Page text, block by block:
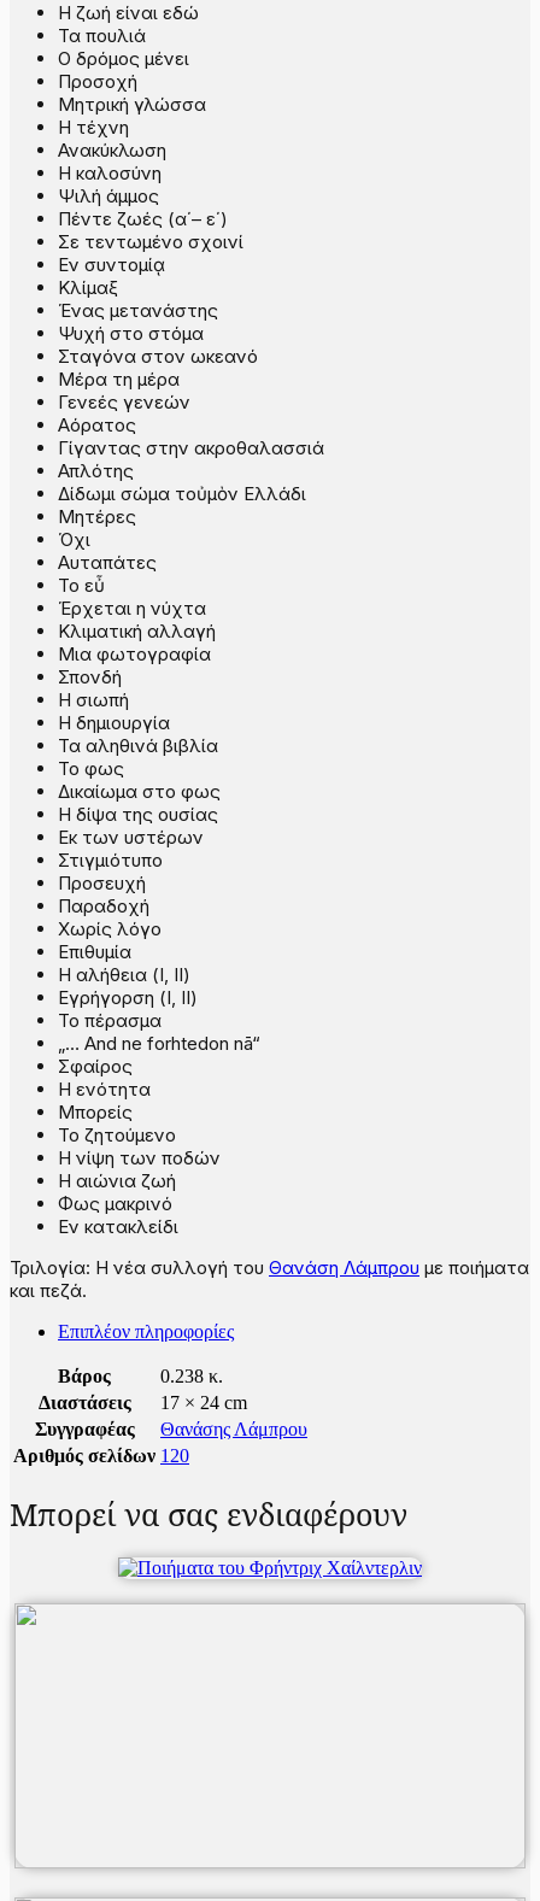
Η ζωή είναι εδώ
Τα πουλιά
Ο δρόμος μένει
Προσοχή
Μητρική γλώσσα
Η τέχνη
Ανακύκλωση
Η καλοσύνη
Ψιλή άμμος
Πέντε ζωές (α΄– ε΄)
Σε τεντωμένο σχοινί
Εν συντομίᾳ
Κλίμαξ
Ένας μετανάστης
Ψυχή στο στόμα
Σταγόνα στον ωκεανό
Μέρα τη μέρα
Γενεές γενεών
Αόρατος
Γίγαντας στην ακροθαλασσιά
Απλότης
Δίδωμι σώμα τοὐμὸν Ελλάδι
Μητέρες
Όχι
Αυταπάτες
Το εὖ
Έρχεται η νύχτα
Κλιματική αλλαγή
Μια φωτογραφία
Σπονδή
Η σιωπή
Η δημιουργία
Τα αληθινά βιβλία
Το φως
Δικαίωμα στο φως
Η δίψα της ουσίας
Εκ των υστέρων
Στιγμιότυπο
Προσευχή
Παραδοχή
Χωρίς λόγο
Επιθυμία
Η αλήθεια (Ι, ΙΙ)
Εγρήγορση (Ι, ΙΙ)
Το πέρασμα
„… And ne forhtedon nā“
Σφαίρος
Η ενότητα
Μπορείς
Το ζητούμενο
Η νίψη των ποδών
Η αιώνια ζωή
Φως μακρινό
Εν κατακλείδι
Τριλογία: Η νέα συλλογή του Θανάση Λάμπρου με ποιήματα
και πεζά.
Επιπλέον πληροφορίες
Βάρος
0.238 κ.
Διαστάσεις
17 × 24 cm
Συγγραφέας
Θανάσης Λάμπρου
Αριθμός σελίδων 120
Μπορεί να σας ενδιαφέρουν